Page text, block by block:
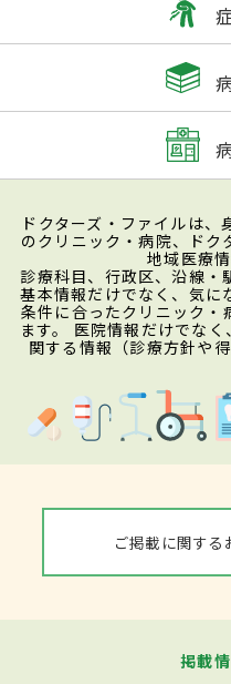
ドクターズ・ファイルは
のクリニック・病院、ドク
地域医療
診療科目、行政区、沿線・
基本情報だけでなく、気に
条件に合ったクリニック・
ます。 医院情報だけでな
関する情報（診療方針や
ご掲載に関する
掲載